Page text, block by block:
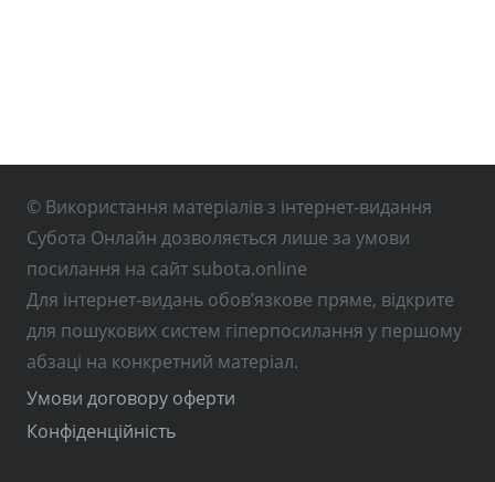
© Використання матеріалів з інтернет-видання
Субота Онлайн дозволяється лише за умови
посилання на сайт subota.online
Для інтернет-видань обов’язкове пряме, відкрите
для пошукових систем гіперпосилання у першому
абзаці на конкретний матеріал.
Умови договору оферти
Конфіденційність